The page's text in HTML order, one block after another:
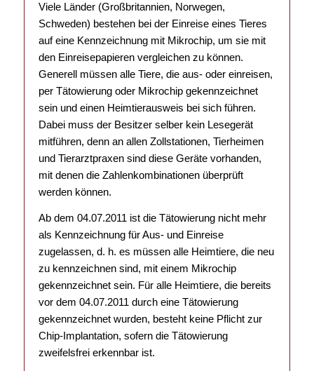
Viele Länder (Großbritannien, Norwegen,
Schweden) bestehen bei der Einreise eines Tieres
auf eine Kennzeichnung mit Mikrochip, um sie mit
den Einreisepapieren vergleichen zu können.
Generell müssen alle Tiere, die aus- oder einreisen,
per Tätowierung oder Mikrochip gekennzeichnet
sein und einen Heimtierausweis bei sich führen.
Dabei muss der Besitzer selber kein Lesegerät
mitführen, denn an allen Zollstationen, Tierheimen
und Tierarztpraxen sind diese Geräte vorhanden,
mit denen die Zahlenkombinationen überprüft
werden können.
Ab dem 04.07.2011 ist die Tätowierung nicht mehr
als Kennzeichnung für Aus- und Einreise
zugelassen, d. h. es müssen alle Heimtiere, die neu
zu kennzeichnen sind, mit einem Mikrochip
gekennzeichnet sein. Für alle Heimtiere, die bereits
vor dem 04.07.2011 durch eine Tätowierung
gekennzeichnet wurden, besteht keine Pflicht zur
Chip-Implantation, sofern die Tätowierung
zweifelsfrei erkennbar ist.